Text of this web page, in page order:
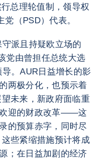
总理轮值制，领导权
（PSD）代表。
派且持疑欧立场的
党由曾担任总统大选
。AUR日益增长的影
两极分化，也预示着
未来，新政府面临重
欢迎的财政改革——这
的预算赤字，同时尽
些紧缩措施预计将成
；在日益加剧的经济